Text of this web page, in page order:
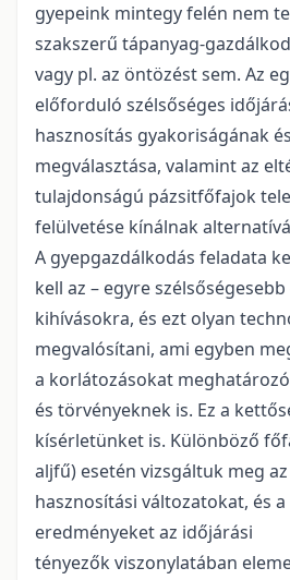
gyepeink mintegy felén nem
szakszerű tápanyag-
vagy pl. az öntözést sem. Az
előforduló szélsőséges
hasznosítás gyakoriságának
megválasztása, valamint az
tulajdonságú pázsitfőfajok
felülvetése kínálnak
A gyepgazdálkodás feladata
kell az – egyre
kihívásokra, és ezt olyan
megvalósítani, ami egyben
a korlátozásokat
és törvényeknek is. Ez a
kísérletünket is. Különböző
aljfű) esetén vizsgáltuk meg
hasznosítási változatokat, és
eredményeket az időjárási
tényezők viszonylatában